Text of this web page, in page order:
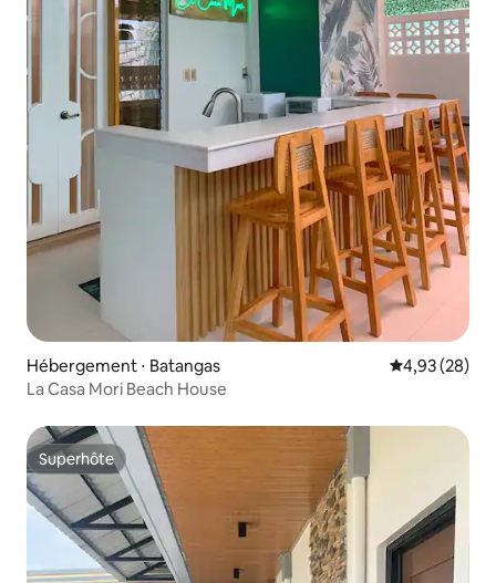
Hébergement ⋅ Batangas Évaluation
4,93 (28)
La Casa Mori Beach House
Superhôte
Superhôte